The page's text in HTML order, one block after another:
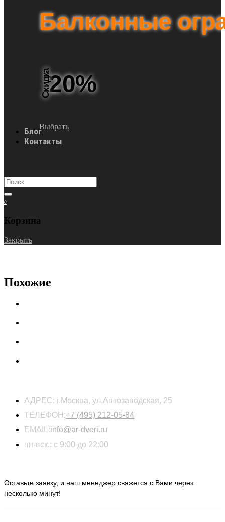
Балконные
Скидка20%
Выбрать
Блог
Контакты
0
Корзина
Закрыть
Похожие
АДРЕС: г.Москва, ул.Автозаводская, 25
ТЕЛЕФОН:+7 (495) 212-05-84
EMAIL:info@ar-dveri.ru
пн-вск.: с 9:00 до 22:00
Оставьте заявку, и наш менеджер свяжется с Вами через
несколько минут!